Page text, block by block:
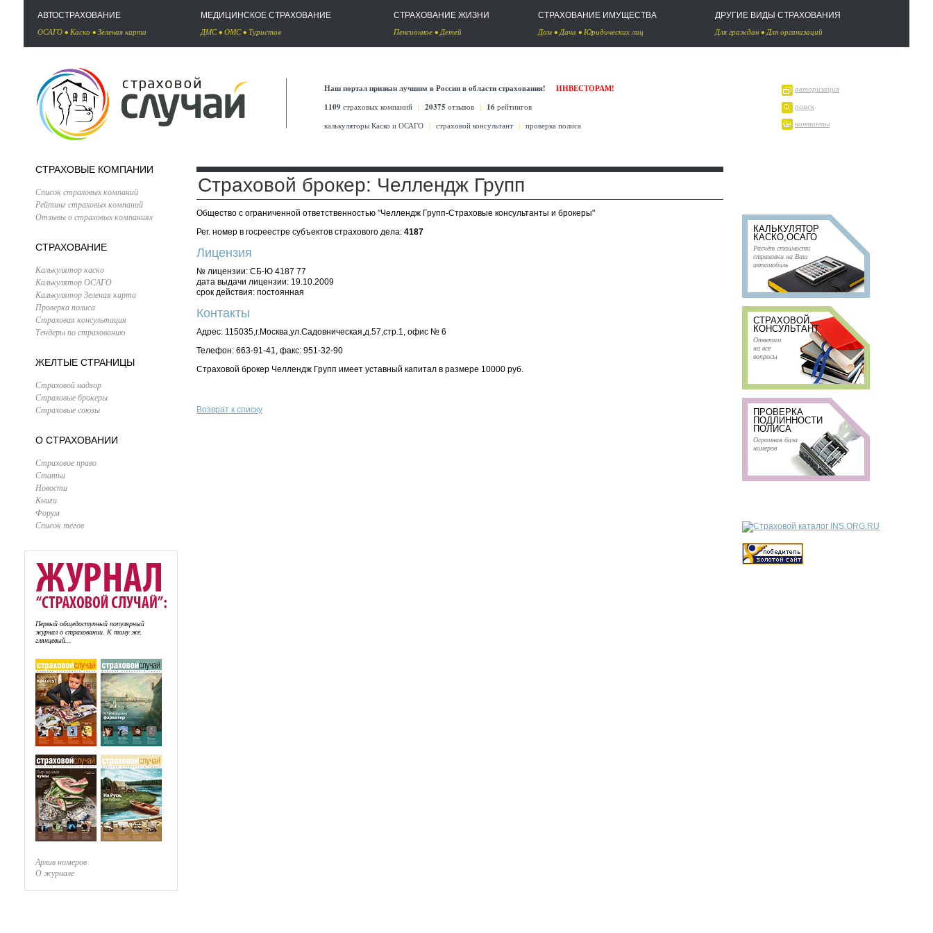
АВТОСТРАХОВАНИЕ
ОСАГО • Каско • Зеленая карта
МЕДИЦИНСКОЕ СТРАХОВАНИЕ
ДМС• ОМС• Туристов
СТРАХОВАНИЕ ЖИЗНИ
Пенсионное •Детей
СТРАХОВАНИЕ ИМУЩЕСТВА
Дом •Дача • Юридических лиц
ДРУГИЕ ВИДЫ СТРАХОВАНИЯ
Для граждан •Для организаций
Наш портал признан лучшим в России в области страхования!
ИНВЕСТОРАМ!
1109 страховых компаний | 20375 отзывов | 16 рейтингов
калькуляторы Каско и ОСАГО | страховой консультант | проверка полиса
авторизация
поиск
контакты
СТРАХОВЫЕ КОМПАНИИ
Список страховых компаний
Рейтинг страховых компаний
Отзывы о страховых компаниях
СТРАХОВАНИЕ
Калькулятор каско
Калькулятор ОСАГО
Калькулятор Зеленая карта
Проверка полиса
Страховая консультация
Тендеры по страхованию
ЖЕЛТЫЕ СТРАНИЦЫ
Страховой надзор
Страховые брокеры
Страховые союзы
О СТРАХОВАНИИ
Страховое право
Статьи
Новости
Книги
Форум
Список тегов
Первый общедоступный популярный
журнал о страховании. К тому же,
глянцевый...
Архив номеров
О журнале
Страховой брокер: Челлендж Групп
Общество с ограниченной ответственностью "Челлендж Групп-Страховые консультанты и брокеры"
Рег. номер в госреестре субъектов страхового дела: 4187
Лицензия
№ лицензии: СБ-Ю 4187 77
дата выдачи лицензии: 19.10.2009
срок действия: постоянная
Контакты
Адрес: 115035,г.Москва,ул.Садовническая,д.57,стр.1, офис № 6
Телефон: 663-91-41, факс: 951-32-90
Страховой брокер Челлендж Групп имеет уставный капитал в размере 10000 руб.
Возврат к списку
КАЛЬКУЛЯТОР
КАСКО,ОСАГО
Расчёт стоимости
страховки на Ваш
автомобиль
СТРАХОВОЙ
КОНСУЛЬТАНТ
Ответим
на все
вопросы
ПРОВЕРКА
ПОДЛИННОСТИ
ПОЛИСА
Огромная база
номеров